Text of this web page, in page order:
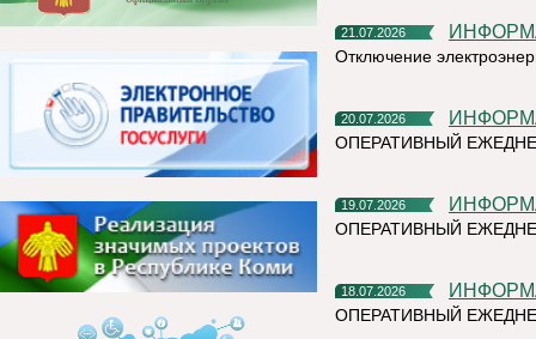
21.07.2026
Отключение
20.07.2026
ОПЕРАТИВНЫЙ
19.07.2026
ОПЕРАТИВНЫЙ
18.07.2026
ОПЕРАТИВНЫЙ